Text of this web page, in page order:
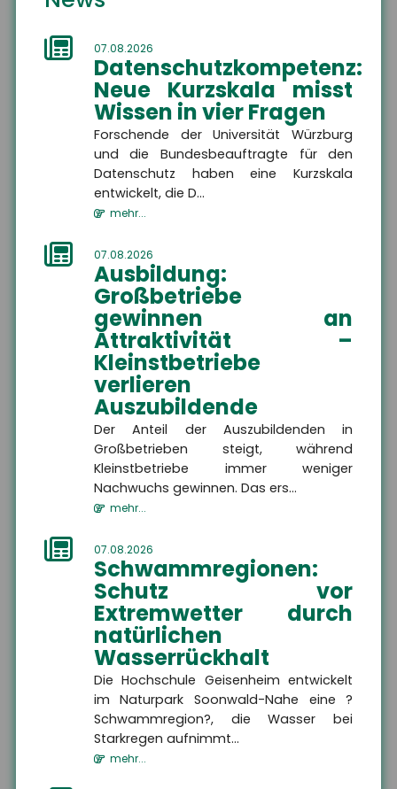
07.08.2026
Datenschutzkompetenz:
Neue Kurzskala misst
Wissen in vier Fragen
Forschende der Universität Würzburg
und die Bundesbeauftragte für den
Datenschutz haben eine Kurzskala
entwickelt, die D...
mehr...
07.08.2026
Ausbildung:
Großbetriebe
gewinnen an
Attraktivität –
Kleinstbetriebe
verlieren
Auszubildende
Der Anteil der Auszubildenden in
Großbetrieben steigt, während
Kleinstbetriebe immer weniger
Nachwuchs gewinnen. Das ers...
mehr...
07.08.2026
Schwammregionen:
Schutz vor
Extremwetter durch
natürlichen
Wasserrückhalt
Die Hochschule Geisenheim entwickelt
im Naturpark Soonwald-Nahe eine ?
Schwammregion?, die Wasser bei
Starkregen aufnimmt...
mehr...
Die Sicherheit Ihrer Zukunft liegt uns am Herzen.
Als Versicherungsmakler kümmern wir uns um
Ihren individuellen privaten und betrieblichen
Versicherungsschutz.
Service steht bei uns an erster Stelle!
Wir freuen uns auf Sie.
Wir sind gerne für Sie da
Jens Geßenhardt
Geschäftsführer
+49 3671 6743-0